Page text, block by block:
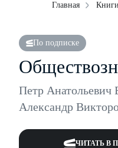
Главная Книги
По подписке
Петр Анатольевич
Александр
ЧИТАТЬ В